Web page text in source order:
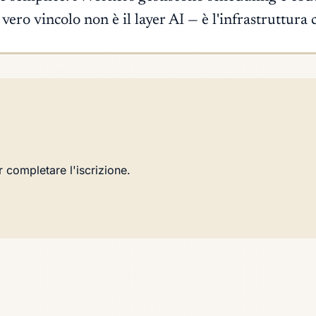
vincolo non è il layer AI — è l'infrastruttura
l'iscrizione.